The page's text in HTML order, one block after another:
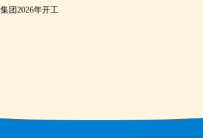
团2026年开工
团2026年开工